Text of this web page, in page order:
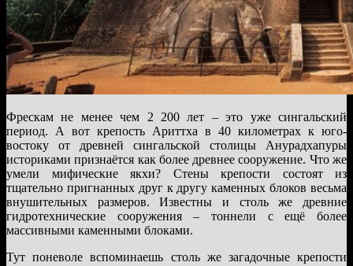
Фрескам не менее чем 2 200 лет – это уже сингальский
период. А вот крепость Ариттха в 40 километрах к юго-
востоку от древней сингальской столицы Анурадхапуры
историками признаётся как более древнее сооружение. Что же
умели мифические якхи? Стены крепости состоят из
тщательно пригнанных друг к другу каменных блоков весьма
внушительных размеров. Известны и столь же древние
гидротехнические сооружения – тоннели с ещё более
массивными каменными блоками.
Тут поневоле вспоминаешь столь же загадочные крепости